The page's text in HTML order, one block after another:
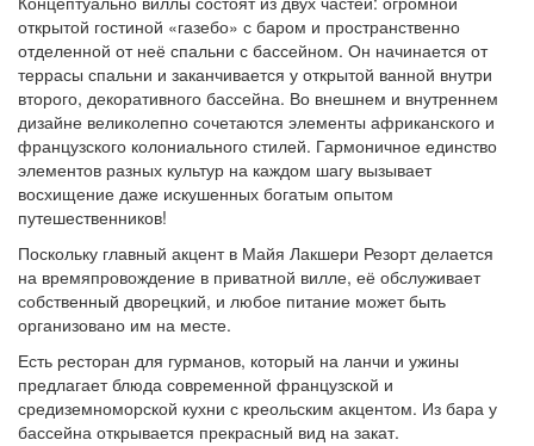
открытой гостиной «газебо» с баром и пространственно
отделенной от неё спальни с бассейном. Он начинается от
террасы спальни и заканчивается у открытой ванной внутри
второго, декоративного бассейна. Во внешнем и внутреннем
дизайне великолепно сочетаются элементы африканского и
французского колониального стилей. Гармоничное единство
элементов разных культур на каждом шагу вызывает
восхищение даже искушенных богатым опытом
путешественников!
Поскольку главный акцент в Майя Лакшери Резорт делается
на времяпровождение в приватной вилле, её обслуживает
собственный дворецкий, и любое питание может быть
организовано им на месте.
Есть ресторан для гурманов, который на ланчи и ужины
предлагает блюда современной французской и
средиземноморской кухни с креольским акцентом. Из бара у
бассейна открывается прекрасный вид на закат.